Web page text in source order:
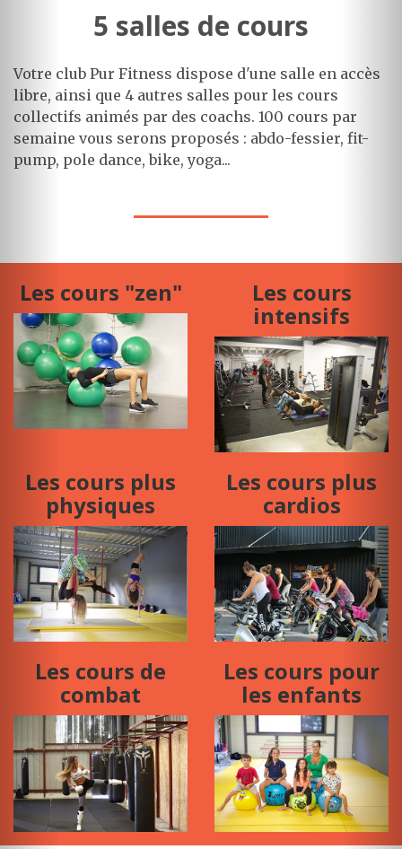
5 salles de cours
Votre club Pur Fitness dispose d'une salle en accès
libre, ainsi que 4 autres salles pour les cours
collectifs animés par des coachs. 100 cours par
semaine vous serons proposés : abdo-fessier, fit-
pump, pole dance, bike, yoga...
Les cours "zen" Les cours
intensifs
Les cours plus
physiques
Les cours plus
cardios
Les cours de
combat
Les cours pour
les enfants